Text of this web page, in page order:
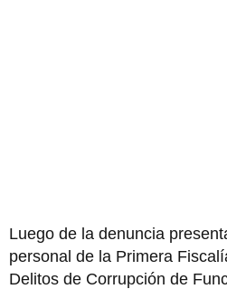
Luego de la denuncia
personal de la Primera
Delitos de Corrupción de